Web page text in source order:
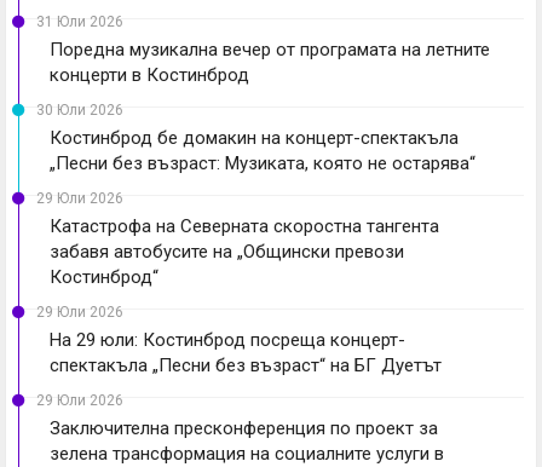
31 Юли 2026
Поредна музикална вечер от програмата на летните
концерти в Костинброд
30 Юли 2026
Костинброд бе домакин на концерт-спектакъла
„Песни без възраст: Музиката, която не остарява“
29 Юли 2026
Катастрофа на Северната скоростна тангента
забавя автобусите на „Общински превози
Костинброд“
29 Юли 2026
На 29 юли: Костинброд посреща концерт-
спектакъла „Песни без възраст“ на БГ Дуетът
29 Юли 2026
Заключителна пресконференция по проект за
зелена трансформация на социалните услуги в